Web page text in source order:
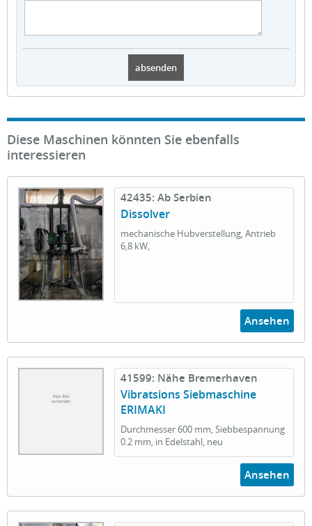
Diese Maschinen könnten Sie ebenfalls
interessieren
42435: Ab Serbien
Dissolver
mechanische Hubverstellung, Antrieb
6,8 kW,
Ansehen
41599: Nähe Bremerhaven
Vibratsions Siebmaschine
ERIMAKI
Durchmesser 600 mm, Siebbespannung
0.2 mm, in Edelstahl, neu
Ansehen